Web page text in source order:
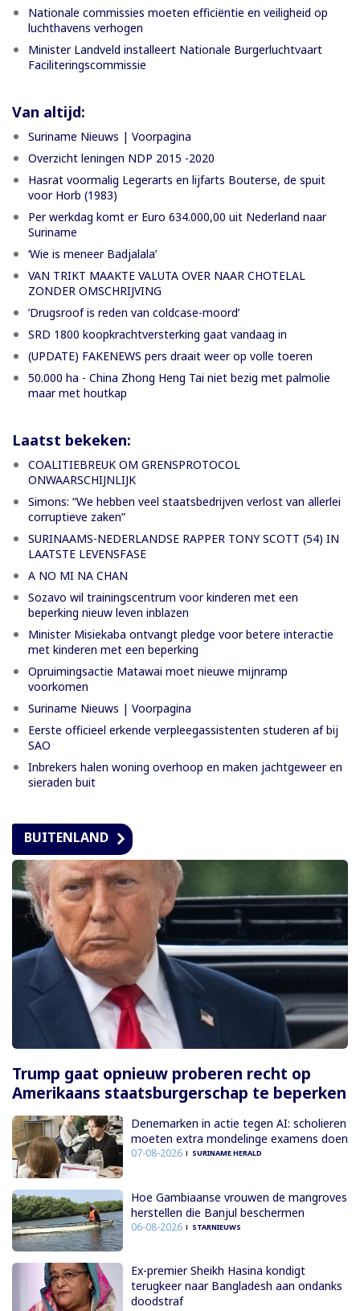
Nationale commissies moeten efficiëntie en veiligheid op
luchthavens verhogen
Minister Landveld installeert Nationale Burgerluchtvaart
Faciliteringscommissie
Van altijd:
Suriname Nieuws | Voorpagina
Overzicht leningen NDP 2015 -2020
Hasrat voormalig Legerarts en lijfarts Bouterse, de spuit
voor Horb (1983)
Per werkdag komt er Euro 634.000,00 uit Nederland naar
Suriname
‘Wie is meneer Badjalala’
VAN TRIKT MAAKTE VALUTA OVER NAAR CHOTELAL
ZONDER OMSCHRIJVING
’Drugsroof is reden van coldcase-moord’
SRD 1800 koopkrachtversterking gaat vandaag in
(UPDATE) FAKENEWS pers draait weer op volle toeren
50.000 ha - China Zhong Heng Tai niet bezig met palmolie
maar met houtkap
Laatst bekeken:
COALITIEBREUK OM GRENSPROTOCOL
ONWAARSCHIJNLIJK
Simons: “We hebben veel staatsbedrijven verlost van allerlei
corruptieve zaken”
SURINAAMS-NEDERLANDSE RAPPER TONY SCOTT (54) IN
LAATSTE LEVENSFASE
A NO MI NA CHAN
Sozavo wil trainingscentrum voor kinderen met een
beperking nieuw leven inblazen
Minister Misiekaba ontvangt pledge voor betere interactie
met kinderen met een beperking
Opruimingsactie Matawai moet nieuwe mijnramp
voorkomen
Suriname Nieuws | Voorpagina
Eerste officieel erkende verpleegassistenten studeren af bij
SAO
Inbrekers halen woning overhoop en maken jachtgeweer en
sieraden buit
BUITENLAND
Trump gaat opnieuw proberen recht op
Amerikaans staatsburgerschap te beperken
Denemarken in actie tegen AI: scholieren
moeten extra mondelinge examens doen
07-08-2026 SURINAME HERALD
Hoe Gambiaanse vrouwen de mangroves
herstellen die Banjul beschermen
06-08-2026 STARNIEUWS
Ex-premier Sheikh Hasina kondigt
terugkeer naar Bangladesh aan ondanks
doodstraf